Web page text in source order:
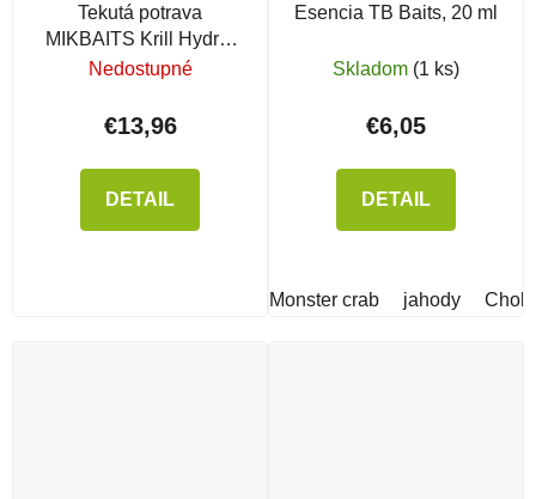
Tekutá potrava
MIKBAITS Krill Hydro,
300ml
Nedostupné
€13,96
DETAIL
Esencia TB Baits, 20 ml
Skladom (1 ks)
€6,05
DETAIL
Monster crab jahody